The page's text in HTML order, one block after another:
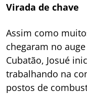
Virada de chave
Assim como
chegaram no
Cubatão, Josué
trabalhando na
postos de